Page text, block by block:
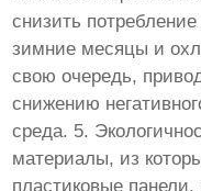
снизить
зимние месяцы и
свою очередь,
снижению
среда. 5.
материалы, из
пластиковые